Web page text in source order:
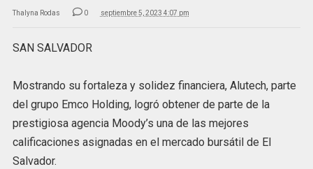
Thalyna Rodas 0 septiembre 5, 2023 4:07 pm
SAN SALVADOR
Mostrando su fortaleza y solidez financiera, Alutech, parte
del grupo Emco Holding, logró obtener de parte de la
prestigiosa agencia Moody’s una de las mejores
calificaciones asignadas en el mercado bursátil de El
Salvador.